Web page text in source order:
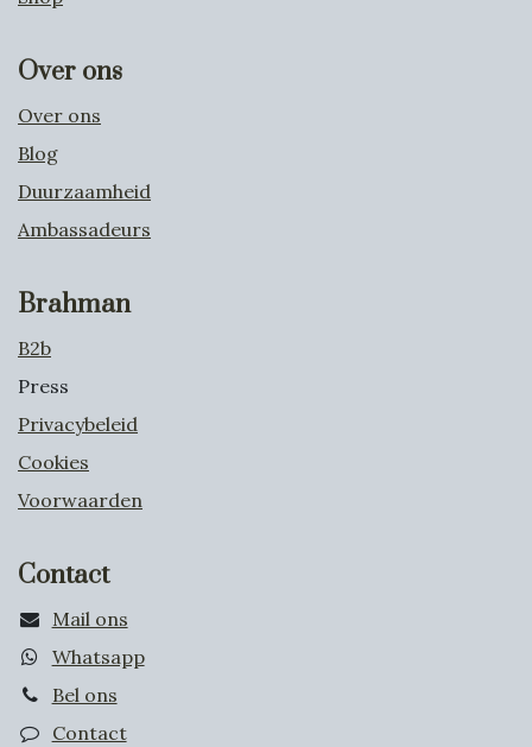
Over ons
Over ons
Blog
Duurzaamheid
Ambassadeurs
Brahman
B2b
Press
Privacybeleid
Cookies
Voorwaarden
Contact
Mail ons
Whatsapp
Bel ons
Contact